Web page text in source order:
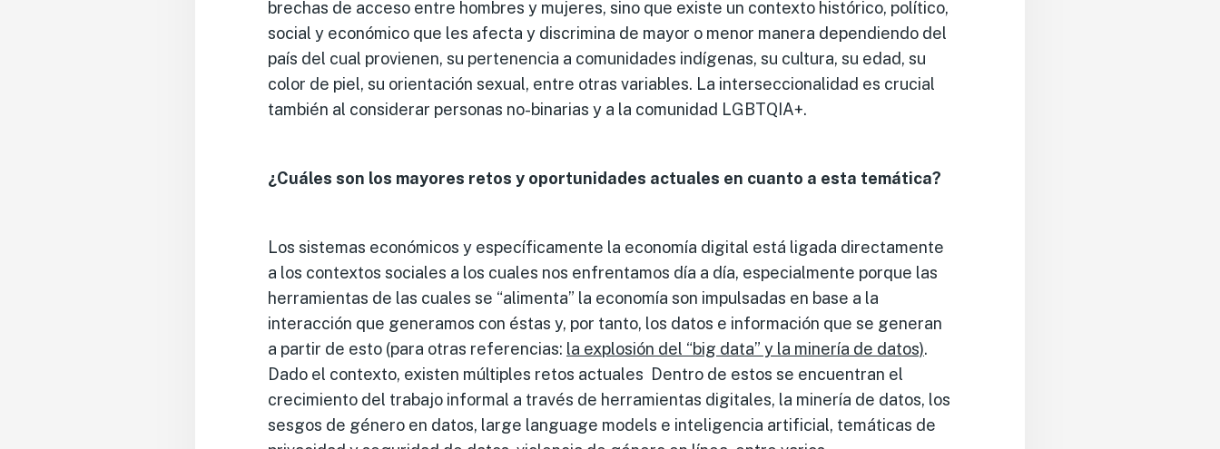
brechas de acceso entre hombres y mujeres, sino que existe un contexto histórico, político,
social y económico que les afecta y discrimina de mayor o menor manera dependiendo del
país del cual provienen, su pertenencia a comunidades indígenas, su cultura, su edad, su
color de piel, su orientación sexual, entre otras variables. La interseccionalidad es crucial
también al considerar personas no-binarias y a la comunidad LGBTQIA+.
¿Cuáles son los mayores retos y oportunidades actuales en cuanto a esta temática?
Los sistemas económicos y específicamente la economía digital está ligada directamente
a los contextos sociales a los cuales nos enfrentamos día a día, especialmente porque las
herramientas de las cuales se “alimenta” la economía son impulsadas en base a la
interacción que generamos con éstas y, por tanto, los datos e información que se generan
a partir de esto (para otras referencias: la explosión del “big data” y la minería de datos).
Dado el contexto, existen múltiples retos actuales Dentro de estos se encuentran el
crecimiento del trabajo informal a través de herramientas digitales, la minería de datos, los
sesgos de género en datos, large language models e inteligencia artificial, temáticas de